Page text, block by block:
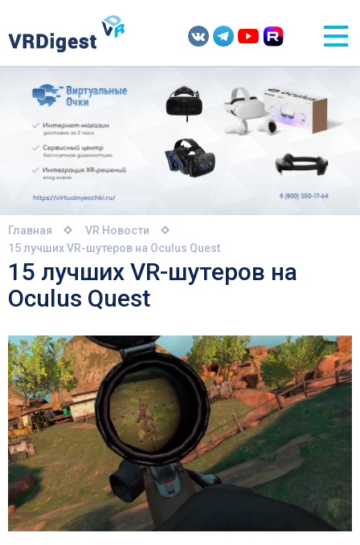
Главная
VR Новости
15 лучших VR-шутеров на Oculus Quest
15 лучших VR-шутеров на
Oculus Quest